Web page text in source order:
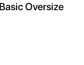
Oversize